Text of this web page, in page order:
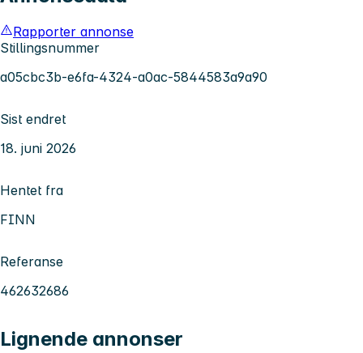
Rapporter annonse
Stillingsnummer
a05cbc3b-e6fa-4324-a0ac-5844583a9a90
Sist endret
18. juni 2026
Hentet fra
FINN
Referanse
462632686
Lignende annonser